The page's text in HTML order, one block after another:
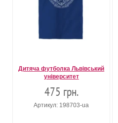
Дитяча футболка Львівський
університет
475 грн.
Артикул: 198703-ua